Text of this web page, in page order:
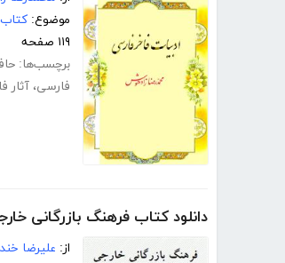
موضوع:
۱۱۹ صفحه
برچسب‌ها:
فارسی، آثار
دانلود کتاب فرهنگ بازرگانی
از: علیرضا